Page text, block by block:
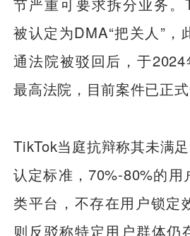
被认定为DMA“把关人”，
通法院被驳回后，于
最高法院，目前案件已正式
TikTok当庭抗辩称其未满
认定标准，70%-80%的用
类平台，不存在用户锁定
则反驳称特定用户群体仍